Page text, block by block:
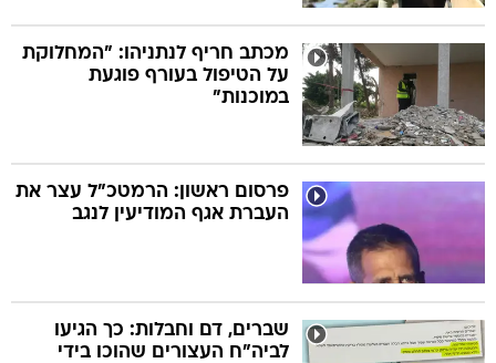
מכתב חריף לנתניהו: "המחלוקת
על הטיפול בעורף פוגעת
במוכנות"
פרסום ראשון: הרמטכ"ל עצר את
העברת אגף המודיעין לנגב
שברים, דם וחבלות: כך הגיעו
לביה"ח העצורים שהוכו בידי